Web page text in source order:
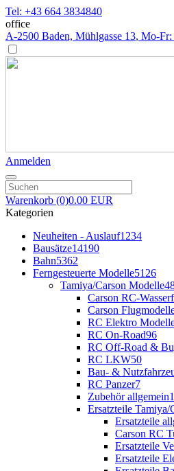
Tel: +43 664 3834840
office
A-2500 Baden, Mühlgasse 13, Mo-Fr:
Anmelden
Warenkorb (0)0.00 EUR
Kategorien
Neuheiten - Auslauf1234
Bausätze14190
Bahn5362
Ferngesteuerte Modelle5126
Tamiya/Carson Modelle
Carson RC-
Carson
RC Elektro
RC On-Road96
RC Off-Road &
RC LKW50
Bau- &
RC Panzer7
Zubehör allgemein
Ersatzteile Tamiya/
Ersatzteile
Carson RC
Ersatzteile
Ersatzteile